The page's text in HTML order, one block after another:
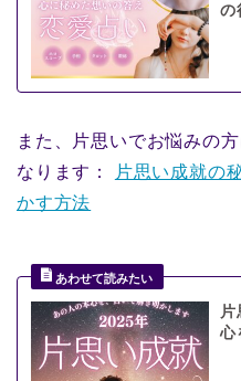
の
また、片思いでお悩みの
なります：
片思い成就の
かす方法
片
心